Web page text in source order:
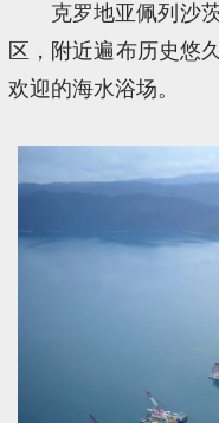
克罗地亚佩列沙
区，附近遍布历史悠
欢迎的海水浴场。